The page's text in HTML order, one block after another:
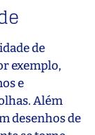
de
exemplo,
e
Além
desenhos de